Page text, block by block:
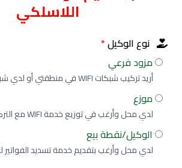
اللاسلكي
نوع الوكيل*
مزود فرعي
أريد تركيب شبكات WIFI في منطقتي أو لدي شبكة جاهزة
موزع
لدي محل وأرغب في توزيع خدمة WIFI مع التركيب لزبائن شركة آية
الوكيل/نقطة بيع
لدي محل وأرغب بتقديم خدمة تسديد الفواتير